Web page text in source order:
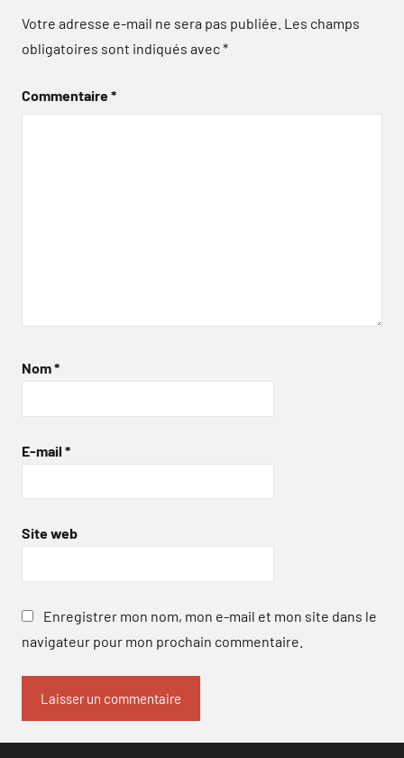
Votre adresse e-mail ne sera pas publiée. Les champs
obligatoires sont indiqués avec*
Commentaire*
Nom*
E-mail *
Site web
Enregistrer mon nom, mon e-mail et mon site dans le
navigateur pour mon prochain commentaire.